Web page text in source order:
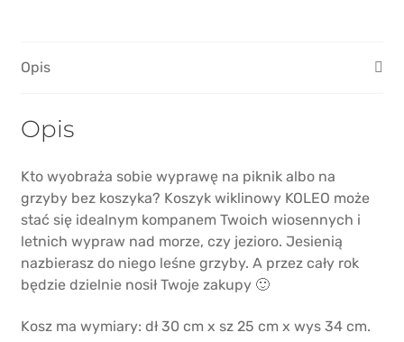
Opis
Opis
Kto wyobraża sobie wyprawę na piknik albo na
grzyby bez koszyka? Koszyk wiklinowy KOLEO może
stać się idealnym kompanem Twoich wiosennych i
letnich wypraw nad morze, czy jezioro. Jesienią
nazbierasz do niego leśne grzyby. A przez cały rok
będzie dzielnie nosił Twoje zakupy 🙂
Kosz ma wymiary: dł 30 cm x sz 25 cm x wys 34 cm.